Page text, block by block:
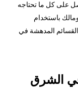
على كل ما تحتاجه
باستخدام
المدهشة في
في الشرق